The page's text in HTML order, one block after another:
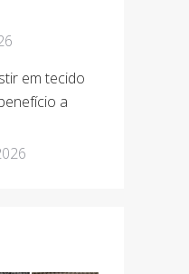
em tecido
a